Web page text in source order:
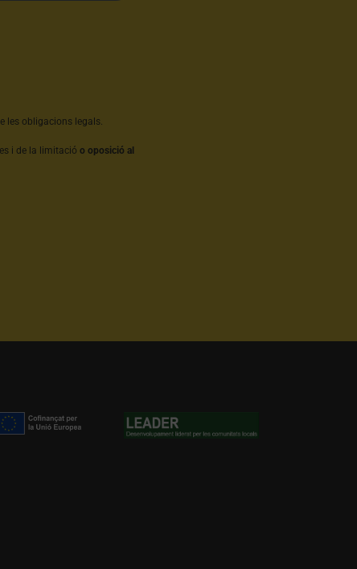
les obligacions legals.
i de la limitacióo oposició al